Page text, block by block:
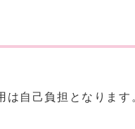
自己負担となります